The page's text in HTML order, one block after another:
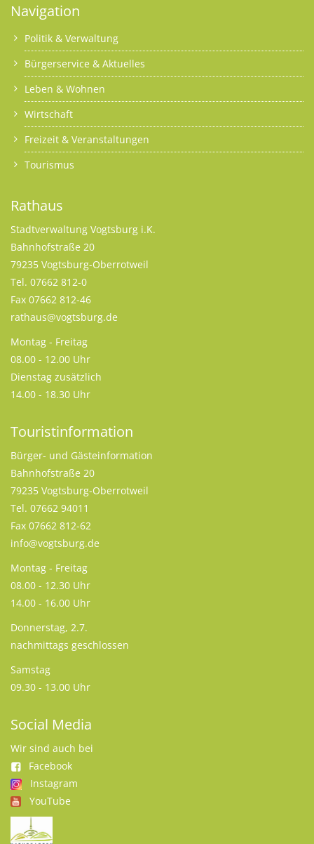
Navigation
Politik & Verwaltung
Bürgerservice & Aktuelles
Leben & Wohnen
Wirtschaft
Freizeit & Veranstaltungen
Tourismus
Rathaus
Stadtverwaltung Vogtsburg i.K.
Bahnhofstraße 20
79235 Vogtsburg-Oberrotweil
Tel. 07662 812-0
Fax 07662 812-46
rathaus@vogtsburg.de
Montag - Freitag
08.00 - 12.00 Uhr
Dienstag zusätzlich
14.00 - 18.30 Uhr
Touristinformation
Bürger- und Gästeinformation
Bahnhofstraße 20
79235 Vogtsburg-Oberrotweil
Tel. 07662 94011
Fax 07662 812-62
info@vogtsburg.de
Montag - Freitag
08.00 - 12.30 Uhr
14.00 - 16.00 Uhr
Donnerstag, 2.7.
nachmittags geschlossen
Samstag
09.30 - 13.00 Uhr
Social Media
Wir sind auch bei
Facebook
Instagram
YouTube